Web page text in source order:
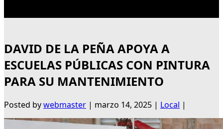
DAVID DE LA PEÑA APOYA A
ESCUELAS PÚBLICAS CON PINTURA
PARA SU MANTENIMIENTO
Posted bywebmaster | marzo 14, 2025 | Local |